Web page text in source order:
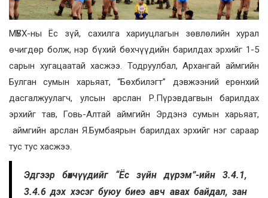
МҮБХ-ны Ёс зүй, сахилга хариуцлагын зөвлөлийн хурал
өчигдөр болж, нэр бүхий бөхчүүдийн барилдах эрхийг 1-5
сарын хугацаатай хасжээ. Тодруулбал, Архангай аймгийн
Булган сумын харьяат, “Бөхбилэгт” дэвжээний ерөнхий
дасгалжуулагч, улсын арслан Р.Пүрэвдагвын барилдах
эрхийг тав, Говь-Алтай аймгийн Эрдэнэ сумын харьяат,
аймгийн арслан Я.Бумбаярын барилдах эрхийг нэг сараар
тус тус хасжээ.
Эдгээр бөхчүүдийг “Ёс зүйн дүрэм”-ийн 3.4.1,
3.4.6 дэх хэсэг буюу биеэ авч авах байдал, зан